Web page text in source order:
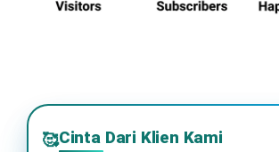
🥰Cinta Dari Klien Kami